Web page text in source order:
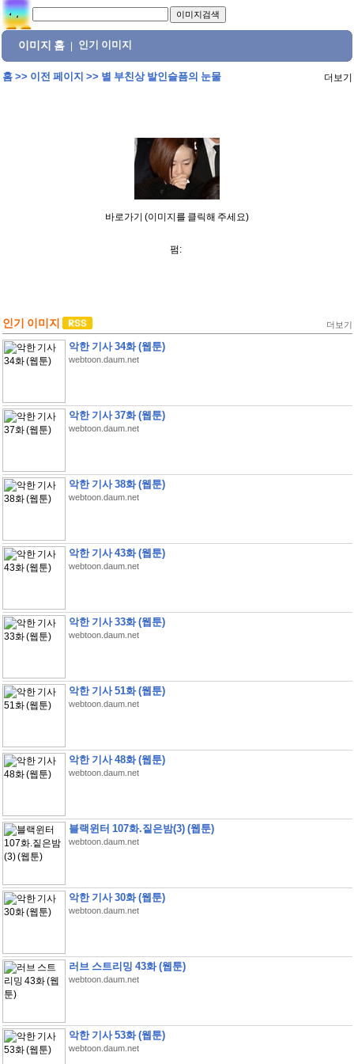
이미지 홈 인기 이미지
홈>> 이전 페이지 >> 별 부친상 발인슬픔의 눈물 더보기
바로가기 (이미지를 클릭해 주세요)
펌:
인기 이미지 더보기
악한 기사 34화 (웹툰)
webtoon.daum.net
악한 기사 37화 (웹툰)
webtoon.daum.net
악한 기사 38화 (웹툰)
webtoon.daum.net
악한 기사 43화 (웹툰)
webtoon.daum.net
악한 기사 33화 (웹툰)
webtoon.daum.net
악한 기사 51화 (웹툰)
webtoon.daum.net
악한 기사 48화 (웹툰)
webtoon.daum.net
블랙윈터 107화.짙은밤(3) (웹툰)
webtoon.daum.net
악한 기사 30화 (웹툰)
webtoon.daum.net
러브 스트리밍 43화 (웹툰)
webtoon.daum.net
악한 기사 53화 (웹툰)
webtoon.daum.net